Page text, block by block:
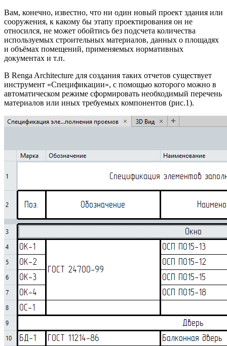
Вам, конечно, известно, что ни один новый проект здания или
сооружения, к какому бы этапу проектирования он не
относился, не может обойтись без подсчета количества
используемых строительных материалов, данных о площадях
и объёмах помещений, применяемых нормативных
документах и т.п.
В Renga Architecture для создания таких отчетов существует
инструмент «Спецификации», с помощью которого можно в
автоматическом режиме сформировать необходимый перечень
материалов или иных требуемых компонентов (рис.1).